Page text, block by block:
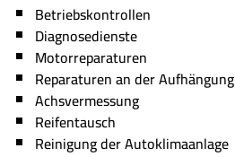
Betriebskontrollen
Diagnosedienste
Motorreparaturen
Reparaturen an der Aufhängung
Achsvermessung
Reifentausch
Reinigung der Autoklimaanlage